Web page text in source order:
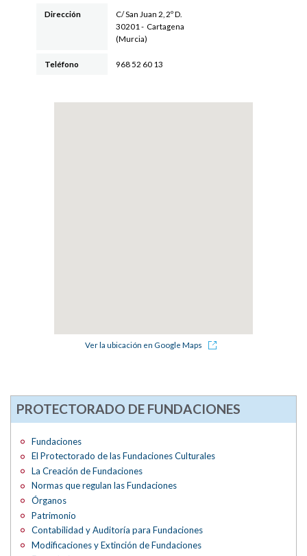
Dirección C/ San Juan 2, 2º D.
30201 - Cartagena
(Murcia)
Teléfono 968 52 60 13
Ver la ubicación en Google Maps
PROTECTORADO DE FUNDACIONES
Fundaciones
El Protectorado de las Fundaciones Culturales
La Creación de Fundaciones
Normas que regulan las Fundaciones
Órganos
Patrimonio
Contabilidad y Auditoría para Fundaciones
Modificaciones y Extinción de Fundaciones